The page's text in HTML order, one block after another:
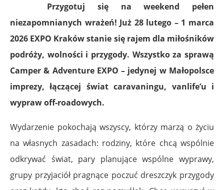
Przygotuj się na weekend pełen
niezapomnianych wrażeń! Już 28 lutego – 1 marca
2026 EXPO Kraków stanie się rajem dla miłośników
podróży, wolności i przygody. Wszystko za sprawą
Camper & Adventure EXPO – jedynej w Małopolsce
imprezy, łączącej świat caravaningu, vanlife’u i
wypraw off-roadowych.
Wydarzenie pokochają wszyscy, którzy marzą o życiu
na własnych zasadach: rodziny, które chcą wspólnie
odkrywać świat, pary planujące wspólne wyprawy,
grupy przyjaciół pragnące poczuć dreszczyk przygody